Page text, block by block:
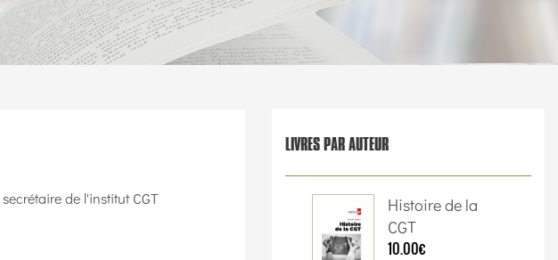
de l'institut CGT
LIVRES PAR AUTEUR
Histoire de la
CGT
10.00€